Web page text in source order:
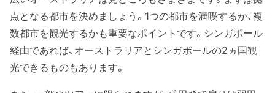
点となる都市を決めましょう。1つの都市を満喫するか、複
数都市を観光するかも重要なポイントです。シンガポール
経由であれば、オーストラリアとシンガポールの2ヵ国観
光できるものもあります。